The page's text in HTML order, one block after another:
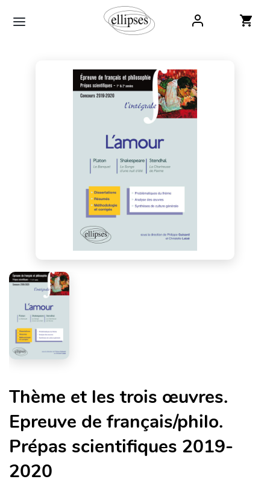
Thème et les trois œuvres.
Epreuve de français/philo.
Prépas scientifiques 2019-
2020